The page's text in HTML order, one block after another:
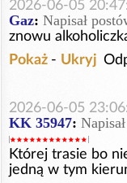
2026-06-05
Gaz: Napisał
znowu
Pokaż - Ukryj
2026-06-05
KK 35947:
Której trasie bo
jedną w tym